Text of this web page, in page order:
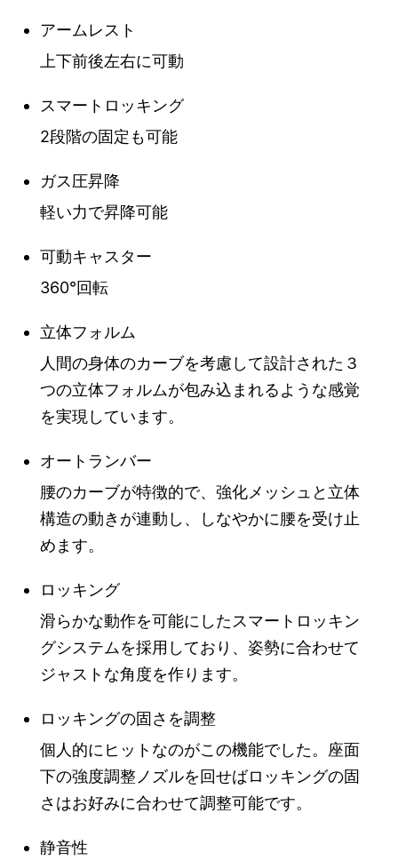
アームレスト
上下前後左右に可動
スマートロッキング
2段階の固定も可能
ガス圧昇降
軽い力で昇降可能
可動キャスター
360°回転
立体フォルム
人間の身体のカーブを考慮して設計された３
つの立体フォルムが包み込まれるような感覚
を実現しています。
オートランバー
腰のカーブが特徴的で、強化メッシュと立体
構造の動きが連動し、しなやかに腰を受け止
めます。
ロッキング
滑らかな動作を可能にしたスマートロッキン
グシステムを採用しており、姿勢に合わせて
ジャストな角度を作ります。
ロッキングの固さを調整
個人的にヒットなのがこの機能でした。座面
下の強度調整ノズルを回せばロッキングの固
さはお好みに合わせて調整可能です。
静音性